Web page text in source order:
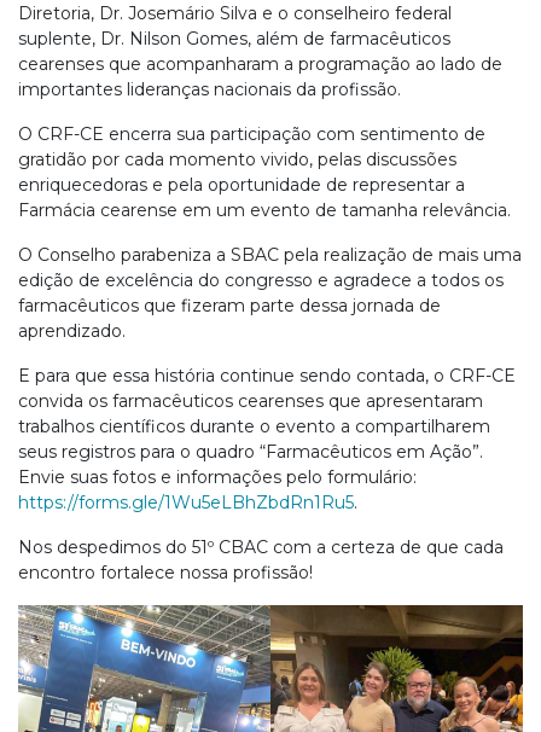
Diretoria, Dr. Josemário Silva e o conselheiro federal
suplente, Dr. Nilson Gomes, além de farmacêuticos
cearenses que acompanharam a programação ao lado de
importantes lideranças nacionais da profissão.
O CRF-CE encerra sua participação com sentimento de
gratidão por cada momento vivido, pelas discussões
enriquecedoras e pela oportunidade de representar a
Farmácia cearense em um evento de tamanha relevância.
O Conselho parabeniza a SBAC pela realização de mais uma
edição de excelência do congresso e agradece a todos os
farmacêuticos que fizeram parte dessa jornada de
aprendizado.
E para que essa história continue sendo contada, o CRF-CE
convida os farmacêuticos cearenses que apresentaram
trabalhos científicos durante o evento a compartilharem
seus registros para o quadro “Farmacêuticos em Ação”.
Envie suas fotos e informações pelo formulário:
https://forms.gle/1Wu5eLBhZbdRn1Ru5.
Nos despedimos do 51º CBAC com a certeza de que cada
encontro fortalece nossa profissão!